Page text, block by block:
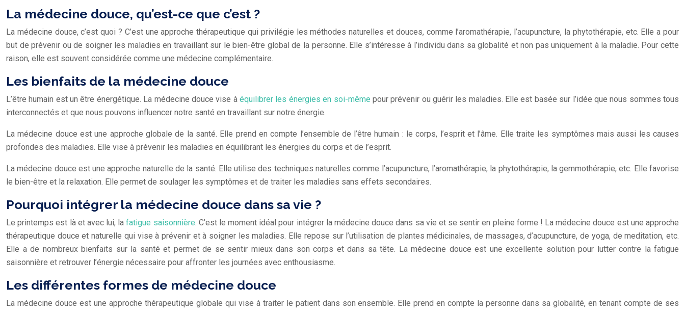
La médecine douce, qu’est-ce que c’est ?
La médecine douce, c’est quoi ? C’est une approche thérapeutique qui privilégie les méthodes naturelles et douces, comme l’aromathérapie, l’acupuncture, la phytothérapie, etc. Elle a pour
but de prévenir ou de soigner les maladies en travaillant sur le bien-être global de la personne. Elle s’intéresse à l’individu dans sa globalité et non pas uniquement à la maladie. Pour cette
raison, elle est souvent considérée comme une médecine complémentaire.
Les bienfaits de la médecine douce
L’être humain est un être énergétique. La médecine douce vise àéquilibrer les énergies en soi-même pour prévenir ou guérir les maladies. Elle est basée sur l’idée que nous sommes tous
interconnectés et que nous pouvons influencer notre santé en travaillant sur notre énergie.
La médecine douce est une approche globale de la santé. Elle prend en compte l’ensemble de l’être humain : le corps, l’esprit et l’âme. Elle traite les symptômes mais aussi les causes
profondes des maladies. Elle vise à prévenir les maladies en équilibrant les énergies du corps et de l’esprit.
La médecine douce est une approche naturelle de la santé. Elle utilise des techniques naturelles comme l’acupuncture, l’aromathérapie, la phytothérapie, la gemmothérapie, etc. Elle favorise
le bien-être et la relaxation. Elle permet de soulager les symptômes et de traiter les maladies sans effets secondaires.
Pourquoi intégrer la médecine douce dans sa vie ?
Le printemps est là et avec lui, lafatigue saisonnière. C’est le moment idéal pour intégrer la médecine douce dans sa vie et se sentir en pleine forme ! La médecine douce est une approche
thérapeutique douce et naturelle qui vise à prévenir et à soigner les maladies. Elle repose sur l’utilisation de plantes médicinales, de massages, d’acupuncture, de yoga, de meditation, etc.
Elle a de nombreux bienfaits sur la santé et permet de se sentir mieux dans son corps et dans sa tête. La médecine douce est une excellente solution pour lutter contre la fatigue
saisonnière et retrouver l’énergie nécessaire pour affronter les journées avec enthousiasme.
Les différentes formes de médecine douce
La médecine douce est une approche thérapeutique globale qui vise à traiter le patient dans son ensemble. Elle prend en compte la personne dans sa globalité, en tenant compte de ses